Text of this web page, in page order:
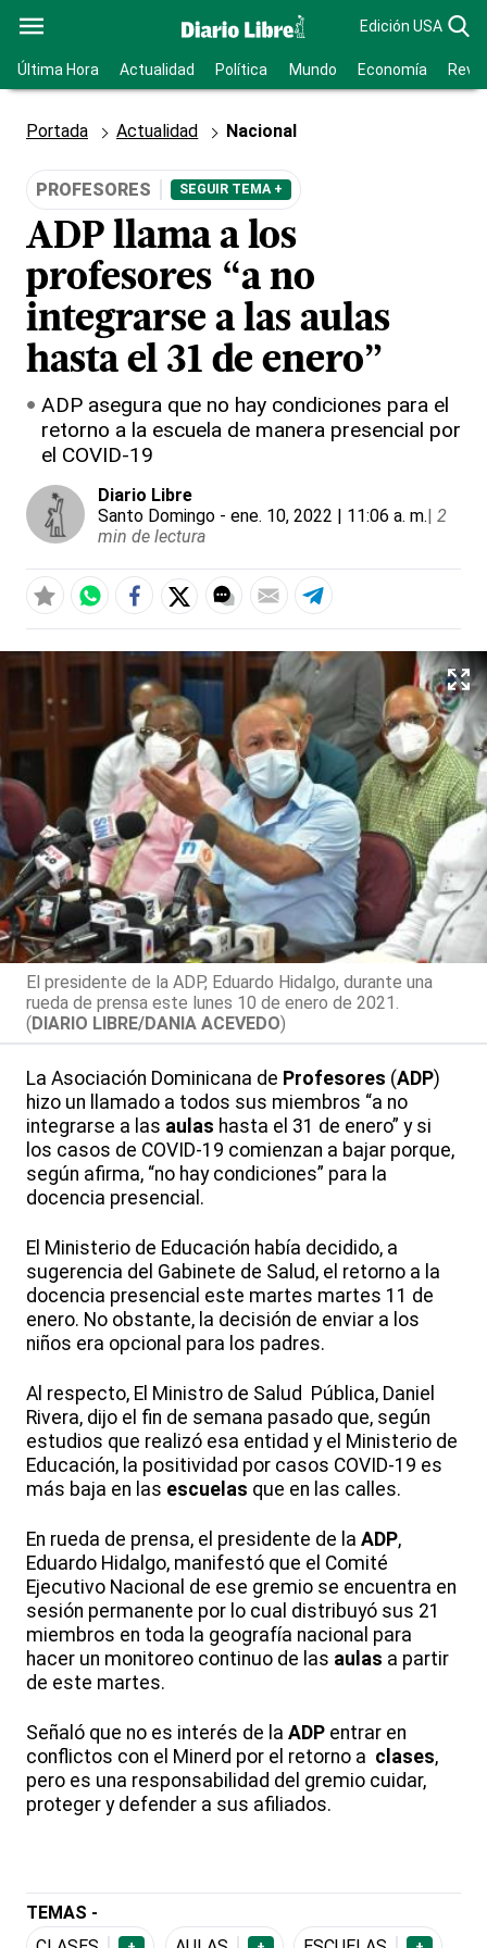
Edición USA
Última Hora Actualidad Política Mundo Economía
Portada Actualidad Nacional
PROFESORES SEGUIR TEMA +
ADP llama a los
profesores “a no
integrarse a las aulas
hasta el 31 de enero”
ADP asegura que no hay condiciones para el
retorno a la escuela de manera presencial por
el COVID-19
Diario Libre
Santo Domingo - ene. 10, 2022 | 11:06 a. m.| 2
min de lectura
El presidente de la ADP, Eduardo Hidalgo, durante una
rueda de prensa este lunes 10 de enero de 2021.
(DIARIO LIBRE/DANIA ACEVEDO)
La Asociación Dominicana de Profesores (ADP)
hizo un llamado a todos sus miembros “a no
integrarse a las aulas hasta el 31 de enero” y si
los casos de COVID-19 comienzan a bajar porque,
según afirma, “no hay condiciones” para la
docencia presencial.
El Ministerio de Educación había decidido, a
sugerencia del Gabinete de Salud, el retorno a la
docencia presencial este martes martes 11 de
enero. No obstante, la decisión de enviar a los
niños era opcional para los padres.
Al respecto, El Ministro de Salud Pública, Daniel
Rivera, dijo el fin de semana pasado que, según
estudios que realizó esa entidad y el Ministerio de
Educación, la positividad por casos COVID-19 es
más baja en las escuelas que en las calles.
En rueda de prensa, el presidente de la ADP,
Eduardo Hidalgo, manifestó que el Comité
Ejecutivo Nacional de ese gremio se encuentra en
sesión permanente por lo cual distribuyó sus 21
miembros en toda la geografía nacional para
hacer un monitoreo continuo de las aulas a partir
de este martes.
Señaló que no es interés de la ADP entrar en
conflictos con el Minerd por el retorno a clases,
pero es una responsabilidad del gremio cuidar,
proteger y defender a sus afiliados.
TEMAS -